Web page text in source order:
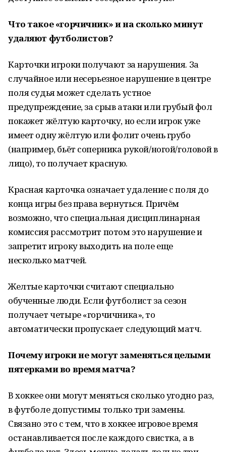
Что такое «горчичник» и на сколько минут
удаляют футболистов?
Карточки игроки получают за нарушения. За
случайное или несерьезное нарушение в центре
поля судья может сделать устное
предупреждение, за срыв атаки или грубый фол
покажет жёлтую карточку, но если игрок уже
имеет одну жёлтую или фолит очень грубо
(например, бьёт соперника рукой/ногой/головой в
лицо), то получает красную.
Красная карточка означает удаление с поля до
конца игры без права вернуться. Причём
возможно, что специальная дисциплинарная
комиссия рассмотрит потом это нарушение и
запретит игроку выходить на поле еще
несколько матчей.
Желтые карточки считают специально
обученные люди. Если футболист за сезон
получает четыре «горчичника», то
автоматически пропускает следующий матч.
Почему игроки не могут заменяться целыми
пятерками во время матча?
В хоккее они могут меняться сколько угодно раз,
в футболе допустимы только три замены.
Связано это с тем, что в хоккее игровое время
останавливается после каждого свистка, а в